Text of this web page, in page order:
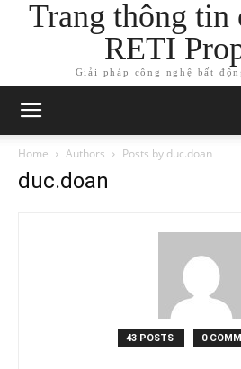
Trang thông tin
RETI
Giải pháp công nghệ bất
Home Authors Posts by duc.doan
duc.doan
43 POSTS 0